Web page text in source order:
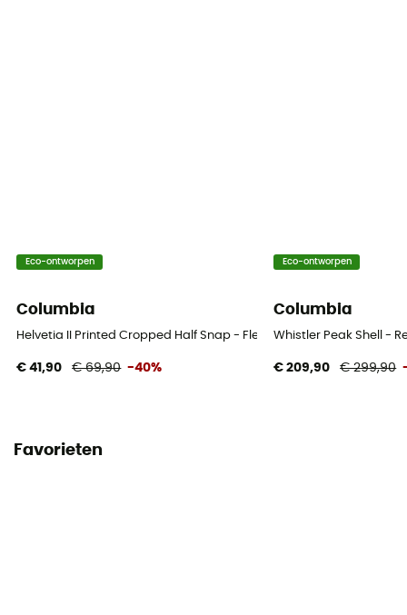
Eco-ontworpen
Columbia
Helvetia II Printed Cropped Half Snap - Fleecevest - Dames
€ 41,90 € 69,90 -40%
Eco-ontworpen
Columbia
Whistler Peak Shell -
€ 209,90 € 299,90
Favorieten